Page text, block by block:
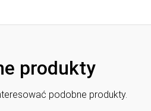
produkty
podobne produkty.